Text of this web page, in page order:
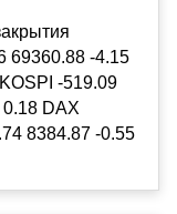
69360.88 -4.15
-519.09
DAX
8384.87 -0.55